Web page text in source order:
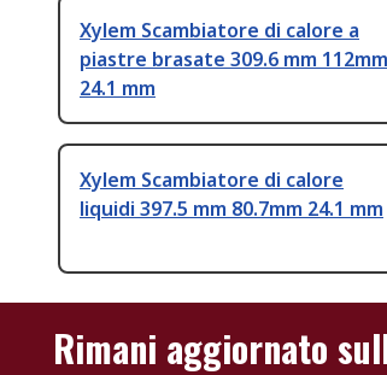
Xylem Scambiatore di calore a
piastre brasate 309.6 mm 112mm
24.1 mm
Xylem Scambiatore di calore
liquidi 397.5 mm 80.7mm 24.1 mm
Rimani aggiornato